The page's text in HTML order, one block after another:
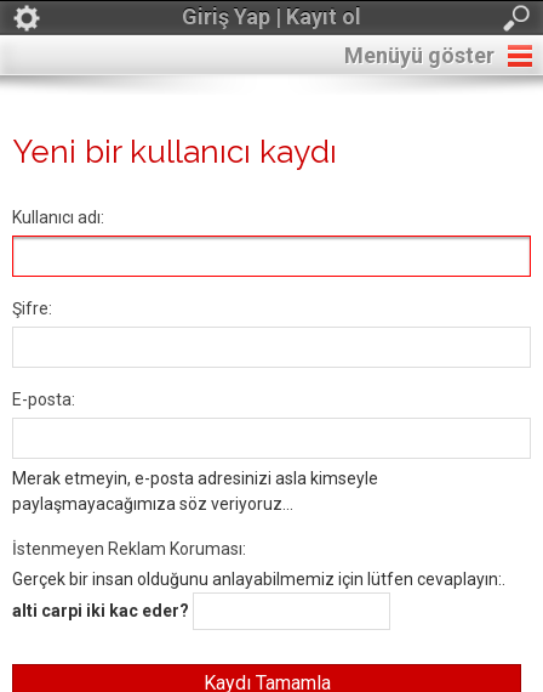
Giriş Yap | Kayıt ol
Menüyü göster
Yeni bir kullanıcı kaydı
Kullanıcı adı:
Şifre:
E-posta:
Merak etmeyin, e-posta adresinizi asla kimseyle
paylaşmayacağımıza söz veriyoruz...
İstenmeyen Reklam Koruması:
Gerçek bir insan olduğunu anlayabilmemiz için lütfen cevaplayın:.
alti carpi iki kac eder?